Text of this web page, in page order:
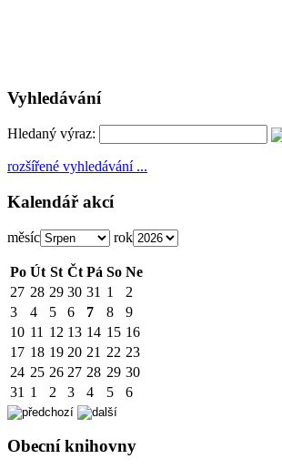
Vyhledávání
Hledaný výraz:
rozšířené vyhledávání ...
Kalendář akcí
měsíc rok
Po Út St Čt Pá So Ne
27 28 29 30 31 1
2
3
4 5 6 7 8
9
10 11 12 13 14 15 16
17 18 19 20 21 22 23
24 25 26 27 28 29 30
31 1 2 3 4 5 6
Obecní knihovny